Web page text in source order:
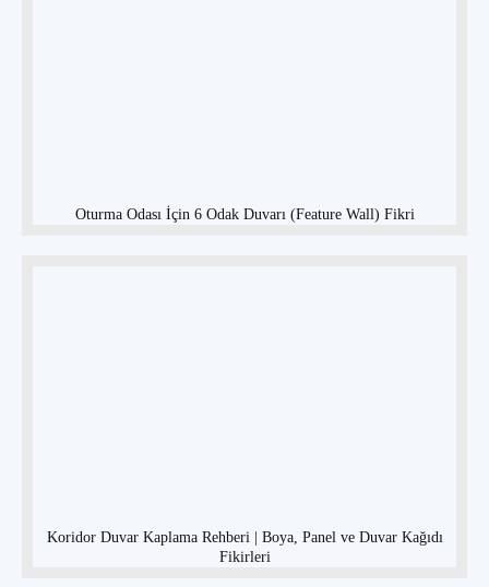
Oturma Odası İçin 6 Odak Duvarı (Feature Wall) Fikri
Koridor Duvar Kaplama Rehberi | Boya, Panel ve Duvar Kağıdı
Fikirleri